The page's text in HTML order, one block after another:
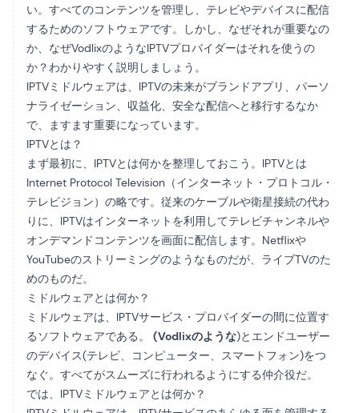
い。すべてのコンテンツを管理し、テレビやデバイスに配信
するためのソフトウェアです。しかし、なぜそれが重要なの
か、なぜVodlixのようなIPTVプロバイダーはそれを使うの
か？わかりやすく説明しましょう。
IPTVミドルウェアは、 IPTVの未来がブランドアプリ、パーソ
ナライゼーション、収益化、安全な配信へと移行するなか
で、ますます重要になっています。
IPTVとは？
まず最初に、IPTVとは何かを整理しておこう。IPTVとは
Internet Protocol Television（インターネット・プロトコル・
テレビジョン）の略です。従来のケーブルや衛星接続の代わ
りに、IPTVはインターネットを利用してテレビチャンネルや
オンデマンドコンテンツを画面に配信します。Netflixや
YouTubeのストリーミングのようなものだが、ライブTVのた
めのものだ。
ミドルウェアとは何か？
ミドルウェアは、IPTVサービス・プロバイダーの間に位置す
るソフトウェアである。 (Vodlixのような)とエンドユーザー
のデバイス(テレビ、コンピューター、スマートフォン)をつ
なぐ。すべてがスムーズに行われるようにする仲介役だ。
では、IPTVミドルウェアとは何か？